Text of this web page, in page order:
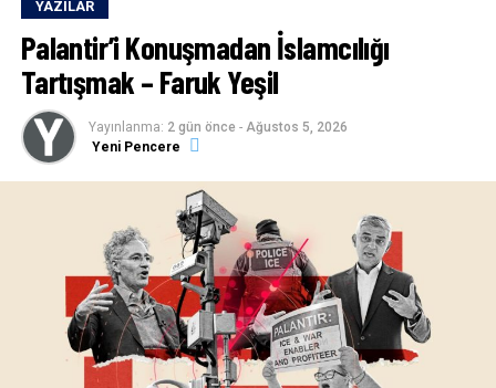
YAZILAR
Palantir’i Konuşmadan İslamcılığı
Tartışmak – Faruk Yeşil
Yayınlanma: 2 gün önce - Ağustos 5, 2026
Yeni Pencere